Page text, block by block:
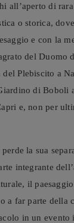
all’aperto di
o storica,
e con la
del Duomo
del Plebiscito a
di Boboli
e, non per
la sua
integrante
il
a far parte della
in un